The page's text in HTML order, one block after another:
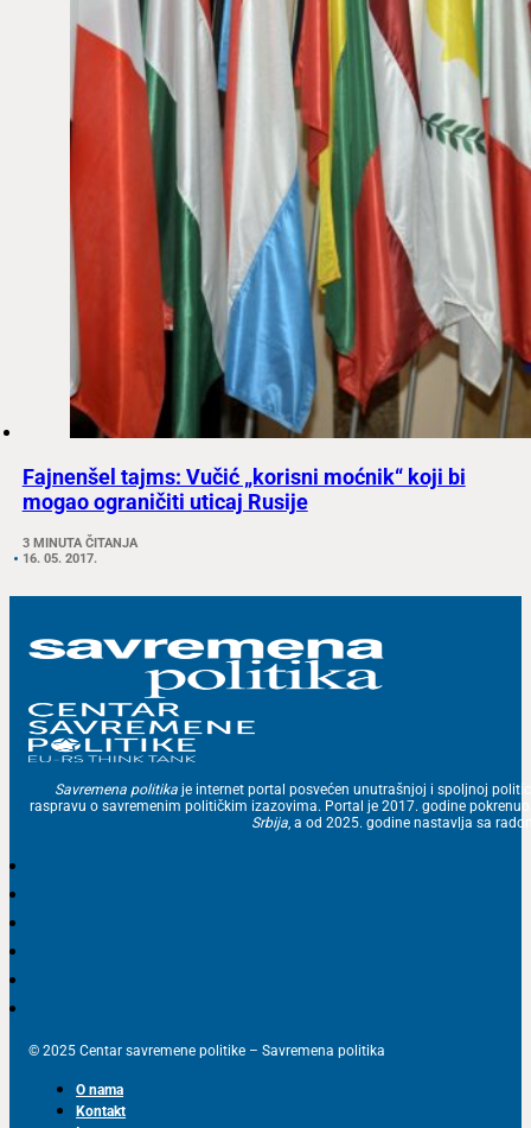
Fajnenšel tajms: Vučić „korisni moćnik“ koji bi
mogao ograničiti uticaj Rusije
3 MINUTA ČITANJA
16. 05. 2017.
Savremena politika je internet portal posvećen unutrašnjoj i spoljnoj
raspravu o savremenim političkim izazovima. Portal je 2017. godine
Srbija, a od 2025. godine nastavlja sa
© 2025 Centar savremene politike – Savremena politika
O nama
Kontakt